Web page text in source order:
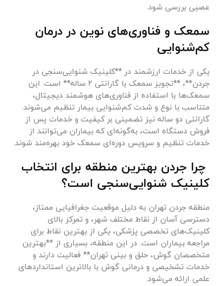
عصبی بررسی شود.
سمعک و فناوری‌های نوین در درمان
کم‌شنوایی
یکی از خدمات ارزشمند در **کلینیک شنوایی‌سنجی در
جردن**، **تجویز سمعک با گارانتی ۲ ساله** است. این
سمعک‌ها با استفاده از فناوری‌های هوشمند دیجیتال،
متناسب با نوع و شدت کم‌شنوایی بیمار تنظیم می‌شوند.
گارانتی دو ساله نیز تضمینی بر کیفیت و خدمات پس از
فروش دستگاه است، به‌گونه‌ای که بیماران می‌توانند از
خدمات تنظیم و سرویس دوره‌ای سمعک خود بهره‌مند شوند.
چرا جردن بهترین منطقه برای انتخاب
کلینیک شنوایی‌سنجی است؟
منطقه جردن تهران به دلیل موقعیت جغرافیایی ممتاز،
دسترسی آسان از نقاط مختلف شهر، و تمرکز بالای
کلینیک‌های تخصصی پزشکی، یکی از بهترین نقاط برای
مراجعه بیماران است. در این منطقه، بسیاری از **بهترین
متخصصان گوش، حلق و بینی تهران** فعالیت دارند و
خدمات تشخیصی و درمانی گوش با بالاترین استانداردهای
علمی ارائه می‌شود.